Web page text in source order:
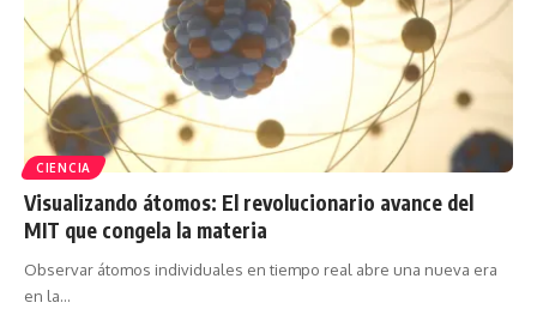
CIENCIA
Visualizando átomos: El revolucionario avance del
MIT que congela la materia
Observar átomos individuales en tiempo real abre una nueva era
en la…